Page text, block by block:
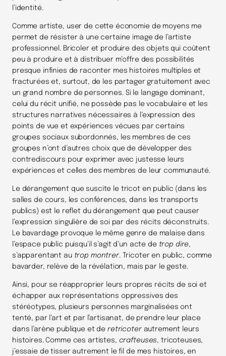
l’identité.
Comme artiste, user de cette économie de moyens me
permet de résister à une certaine image de l’artiste
professionnel. Bricoler et produire des objets qui coûtent
peu à produire et à distribuer m’offre des possibilités
presque infinies de raconter mes histoires multiples et
fracturées et, surtout, de les partager gratuitement avec
un grand nombre de personnes. Si le langage dominant,
celui du récit unifié, ne possède pas le vocabulaire et les
structures narratives nécessaires à l’expression des
points de vue et expériences vécues par certains
groupes sociaux subordonnés, les membres de ces
groupes n’ont d’autres choix que de développer des
contrediscours pour exprimer avec justesse leurs
expériences et celles des membres de leur communauté.
Le dérangement que suscite le tricot en public (dans les
salles de cours, les conférences, dans les transports
publics) est le reflet du dérangement que peut causer
l’expression singulière de soi par des récits déconstruits.
Le bavardage provoque le même genre de malaise dans
l’espace public puisqu’il s’agit d’un acte de trop dire,
s’apparentant au trop montrer. Tricoter en public, comme
bavarder, relève de la révélation, mais par le geste.
Ainsi, pour se réapproprier leurs propres récits de soi et
échapper aux représentations oppressives des
stéréotypes, plusieurs personnes marginalisées ont
tenté, par l’art et par l’artisanat, de prendre leur place
dans l’arène publique et deretricoterautrement leurs
histoires. Comme ces artistes, crafteuses, tricoteuses,
j’essaie de tisser autrement le fil de mes histoires, en